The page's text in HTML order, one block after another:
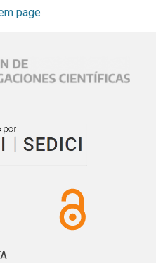
de este documento. El
page